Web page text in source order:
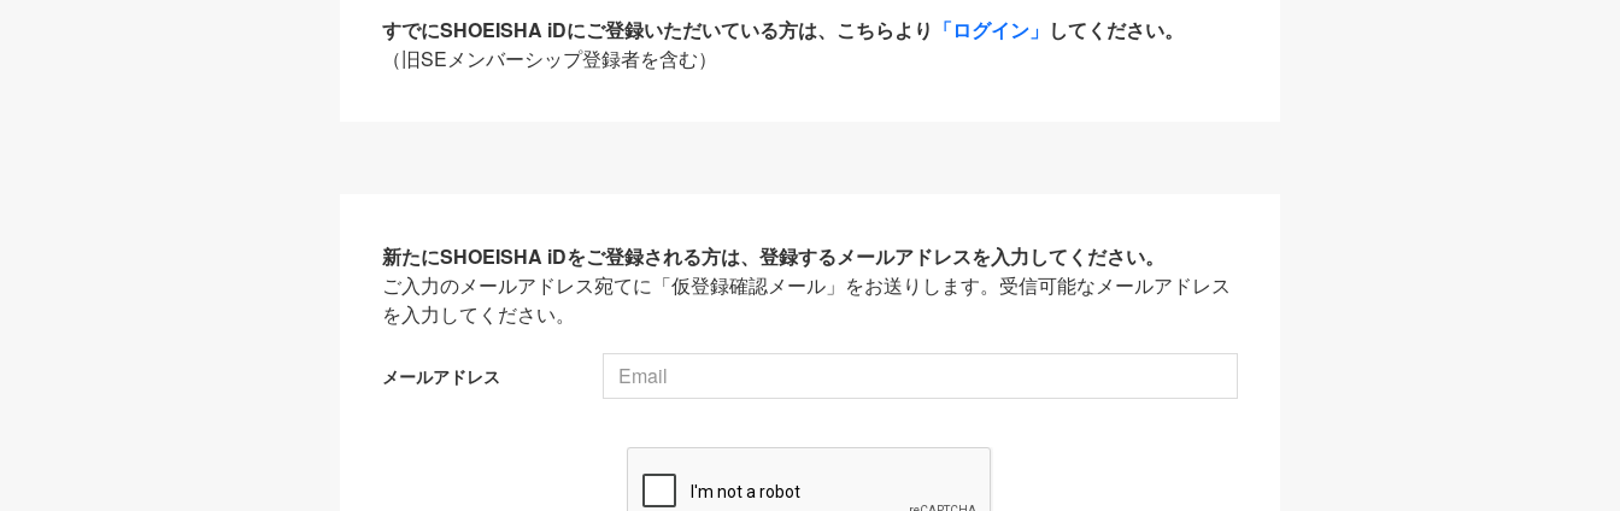
すでにSHOEISHA iDにご登録いただいている方は、こちらより 「ログイン」 してください。
（旧SEメンバーシップ登録者を含む）
新たにSHOEISHA iDをご登録される方は、登録するメールアドレスを入力してください。
ご入力のメールアドレス宛てに「仮登録確認メール」をお送りします。受信可能なメールアドレス
を入力してください。
メールアドレス